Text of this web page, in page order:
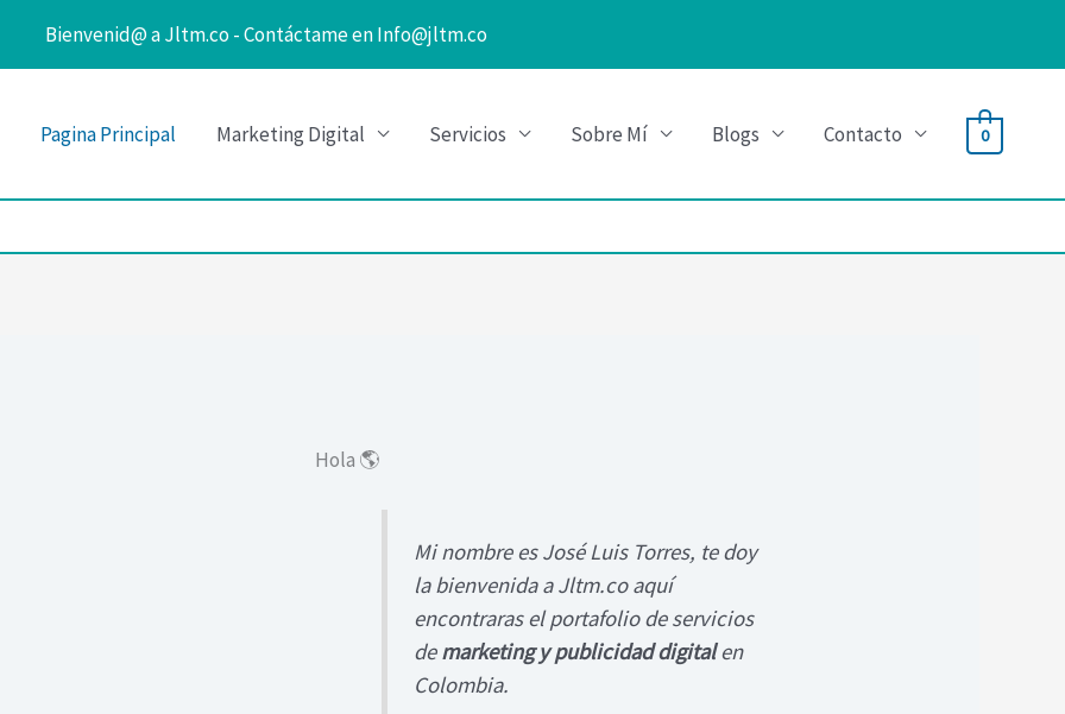
Bienvenid@ a Jltm.co - Contáctame en Info@jltm.co
Pagina Principal Marketing Digital Servicios Sobre Mí Blogs Contacto 0
Hola 🌎
Mi nombre es José Luis Torres, te doy
la bienvenida a Jltm.co aquí
encontraras el portafolio de servicios
demarketing y publicidad digitalen
Colombia.